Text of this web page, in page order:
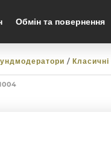
Обмін та повернення
/ Класичні